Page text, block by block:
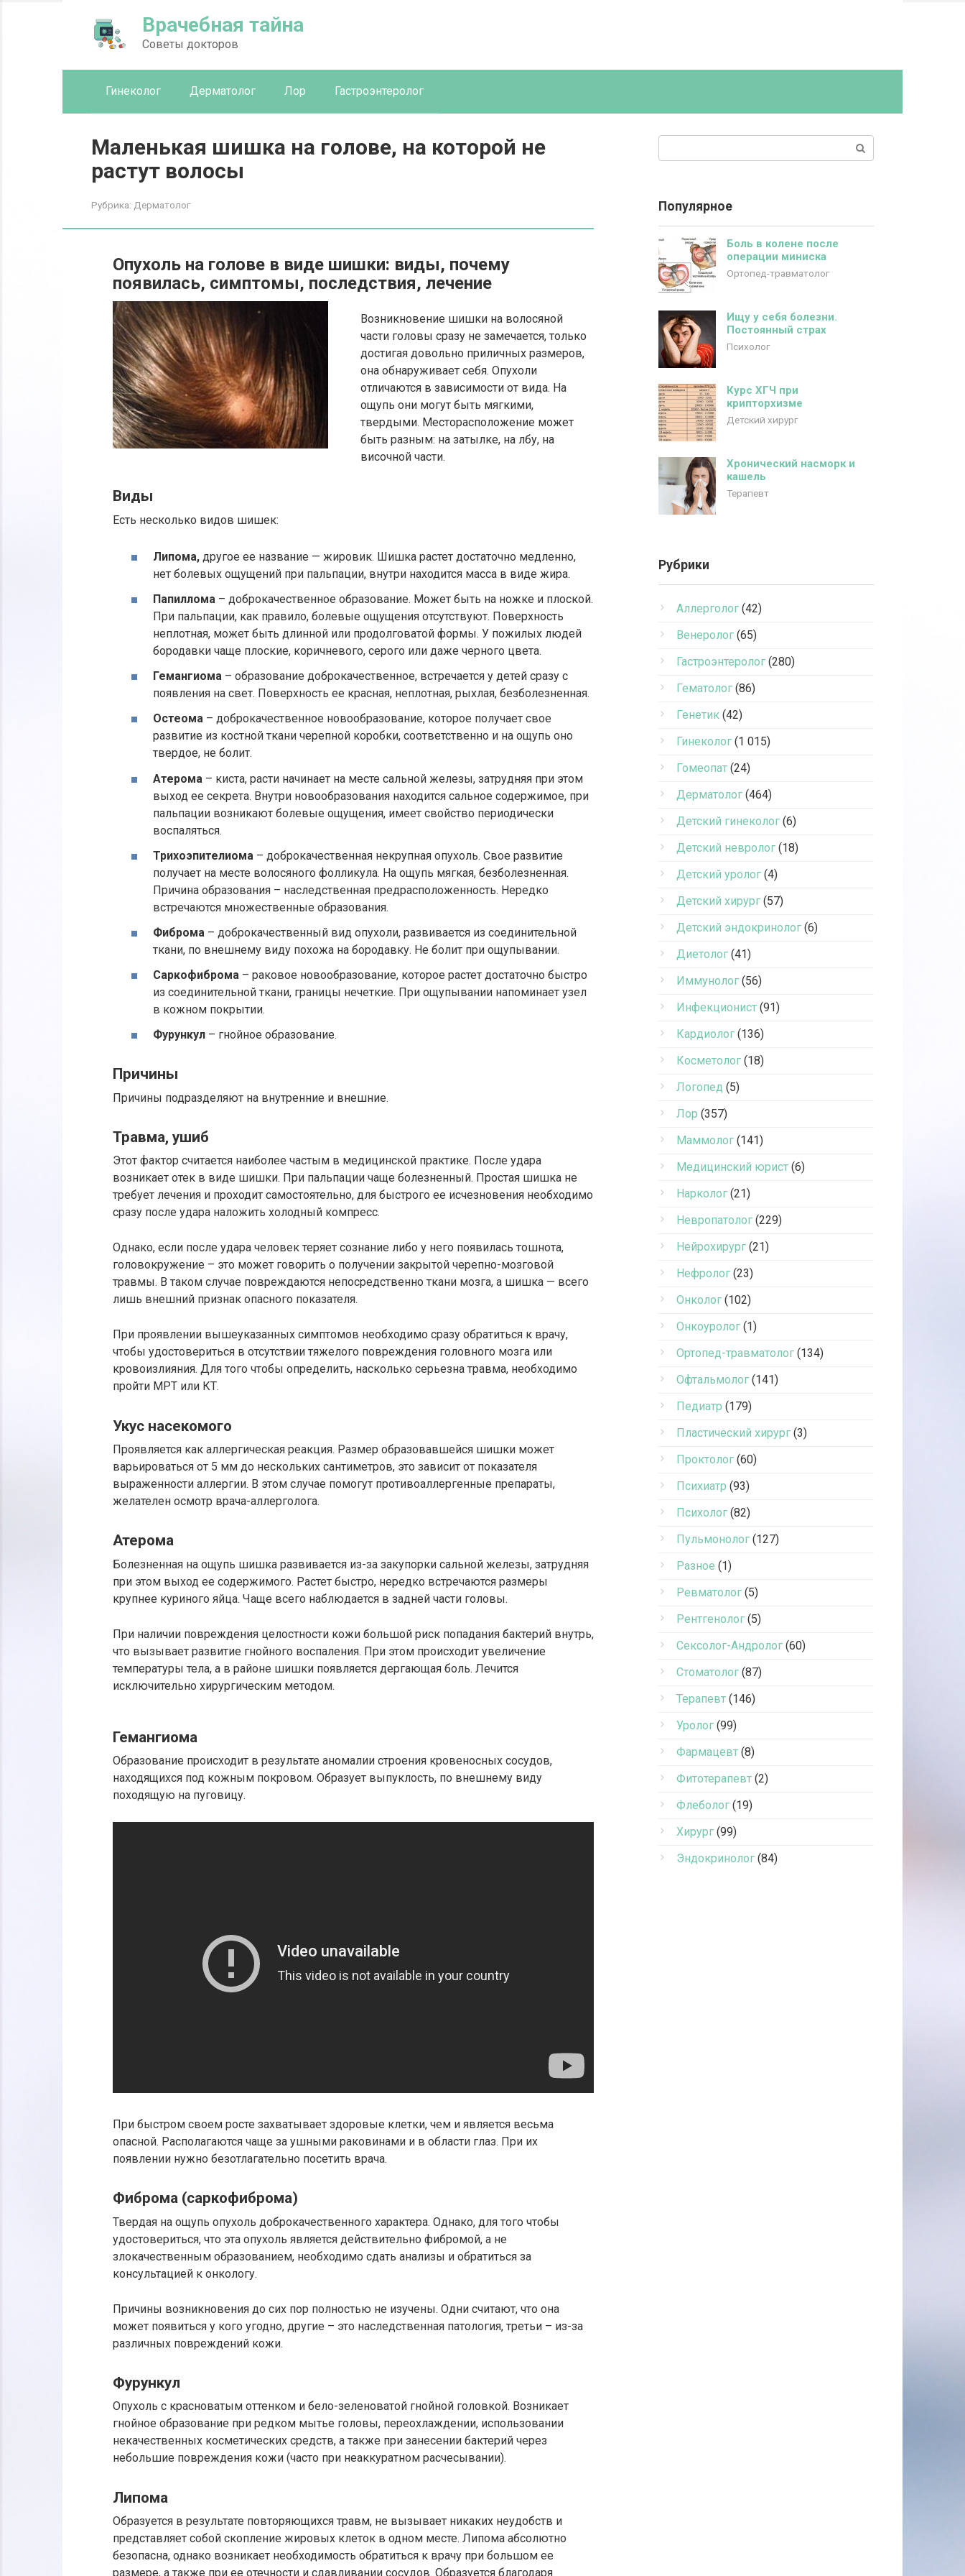
Врачебная тайна
Советы докторов
Гинеколог Дерматолог Лор Гастроэнтеролог
Маленькая шишка на голове, на которой не
растут волосы
Рубрика: Дерматолог
Опухоль на голове в виде шишки: виды, почему
появилась, симптомы, последствия, лечение
Возникновение шишки на волосяной
части головы сразу не замечается, только
достигая довольно приличных размеров,
она обнаруживает себя. Опухоли
отличаются в зависимости от вида. На
ощупь они могут быть мягкими,
твердыми. Месторасположение может
быть разным: на затылке, на лбу, на
височной части.
Виды
Есть несколько видов шишек:
Липома, другое ее название — жировик. Шишка растет достаточно медленно,
нет болевых ощущений при пальпации, внутри находится масса в виде жира.
Папиллома – доброкачественное образование. Может быть на ножке и плоской.
При пальпации, как правило, болевые ощущения отсутствуют. Поверхность
неплотная, может быть длинной или продолговатой формы. У пожилых людей
бородавки чаще плоские, коричневого, серого или даже черного цвета.
Гемангиома – образование доброкачественное, встречается у детей сразу с
появления на свет. Поверхность ее красная, неплотная, рыхлая, безболезненная.
Остеома – доброкачественное новообразование, которое получает свое
развитие из костной ткани черепной коробки, соответственно и на ощупь оно
твердое, не болит.
Атерома – киста, расти начинает на месте сальной железы, затрудняя при этом
выход ее секрета. Внутри новообразования находится сальное содержимое, при
пальпации возникают болевые ощущения, имеет свойство периодически
воспаляться.
Трихоэпителиома – доброкачественная некрупная опухоль. Свое развитие
получает на месте волосяного фолликула. На ощупь мягкая, безболезненная.
Причина образования – наследственная предрасположенность. Нередко
встречаются множественные образования.
Фиброма – доброкачественный вид опухоли, развивается из соединительной
ткани, по внешнему виду похожа на бородавку. Не болит при ощупывании.
Саркофиброма – раковое новообразование, которое растет достаточно быстро
из соединительной ткани, границы нечеткие. При ощупывании напоминает узел
в кожном покрытии.
Фурункул – гнойное образование.
Причины
Причины подразделяют на внутренние и внешние.
Травма, ушиб
Этот фактор считается наиболее частым в медицинской практике. После удара
возникает отек в виде шишки. При пальпации чаще болезненный. Простая шишка не
требует лечения и проходит самостоятельно, для быстрого ее исчезновения необходимо
сразу после удара наложить холодный компресс.
Однако, если после удара человек теряет сознание либо у него появилась тошнота,
головокружение – это может говорить о получении закрытой черепно-мозговой
травмы. В таком случае повреждаются непосредственно ткани мозга, а шишка — всего
лишь внешний признак опасного показателя.
При проявлении вышеуказанных симптомов необходимо сразу обратиться к врачу,
чтобы удостовериться в отсутствии тяжелого повреждения головного мозга или
кровоизлияния. Для того чтобы определить, насколько серьезна травма, необходимо
пройти МРТ или КТ.
Укус насекомого
Проявляется как аллергическая реакция. Размер образовавшейся шишки может
варьироваться от 5 мм до нескольких сантиметров, это зависит от показателя
выраженности аллергии. В этом случае помогут противоаллергенные препараты,
желателен осмотр врача-аллерголога.
Атерома
Болезненная на ощупь шишка развивается из-за закупорки сальной железы, затрудняя
при этом выход ее содержимого. Растет быстро, нередко встречаются размеры
крупнее куриного яйца. Чаще всего наблюдается в задней части головы.
При наличии повреждения целостности кожи большой риск попадания бактерий внутрь,
что вызывает развитие гнойного воспаления. При этом происходит увеличение
температуры тела, а в районе шишки появляется дергающая боль. Лечится
исключительно хирургическим методом.
Гемангиома
Образование происходит в результате аномалии строения кровеносных сосудов,
находящихся под кожным покровом. Образует выпуклость, по внешнему виду
походящую на пуговицу.
При быстром своем росте захватывает здоровые клетки, чем и является весьма
опасной. Располагаются чаще за ушными раковинами и в области глаз. При их
появлении нужно безотлагательно посетить врача.
Фиброма (саркофиброма)
Твердая на ощупь опухоль доброкачественного характера. Однако, для того чтобы
удостовериться, что эта опухоль является действительно фибромой, а не
злокачественным образованием, необходимо сдать анализы и обратиться за
консультацией к онкологу.
Причины возникновения до сих пор полностью не изучены. Одни считают, что она
может появиться у кого угодно, другие – это наследственная патология, третьи – из-за
различных повреждений кожи.
Фурункул
Опухоль с красноватым оттенком и бело-зеленоватой гнойной головкой. Возникает
гнойное образование при редком мытье головы, переохлаждении, использовании
некачественных косметических средств, а также при занесении бактерий через
небольшие повреждения кожи (часто при неаккуратном расчесывании).
Липома
Образуется в результате повторяющихся травм, не вызывает никаких неудобств и
представляет собой скопление жировых клеток в одном месте. Липома абсолютно
безопасна, однако возникает необходимость обратиться к врачу при большом ее
размере, а также при ее отечности и сдавливании сосудов. Образуется благодаря
Популярное
Боль в колене после
операции миниска
Ортопед-травматолог
Ищу у себя болезни.
Постоянный страх
Психолог
Курс ХГЧ при
крипторхизме
Детский хирург
Хронический насморк и
кашель
Терапевт
Рубрики
Аллерголог (42)
Венеролог (65)
Гастроэнтеролог (280)
Гематолог (86)
Генетик (42)
Гинеколог (1 015)
Гомеопат (24)
Дерматолог (464)
Детский гинеколог (6)
Детский невролог (18)
Детский уролог (4)
Детский хирург (57)
Детский эндокринолог (6)
Диетолог (41)
Иммунолог (56)
Инфекционист (91)
Кардиолог (136)
Косметолог (18)
Логопед (5)
Лор (357)
Маммолог (141)
Медицинский юрист (6)
Нарколог (21)
Невропатолог (229)
Нейрохирург (21)
Нефролог (23)
Онколог (102)
Онкоуролог (1)
Ортопед-травматолог (134)
Офтальмолог (141)
Педиатр (179)
Пластический хирург (3)
Проктолог (60)
Психиатр (93)
Психолог (82)
Пульмонолог (127)
Разное (1)
Ревматолог (5)
Рентгенолог (5)
Сексолог-Андролог (60)
Стоматолог (87)
Терапевт (146)
Уролог (99)
Фармацевт (8)
Фитотерапевт (2)
Флеболог (19)
Хирург (99)
Эндокринолог (84)